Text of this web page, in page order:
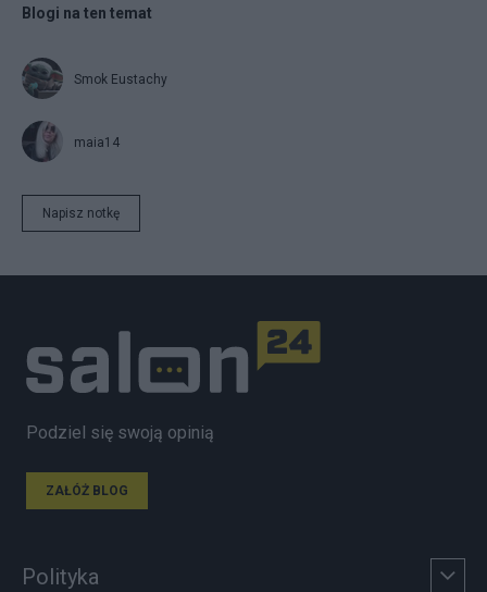
Blogi na ten temat
Smok Eustachy
maia14
Napisz notkę
Podziel się swoją opinią
ZAŁÓŻ BLOG
Polityka